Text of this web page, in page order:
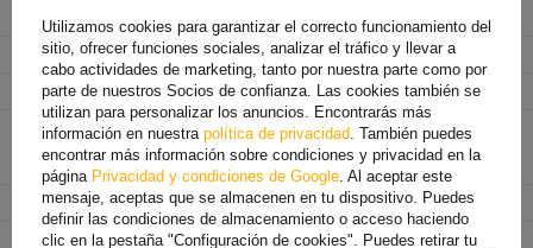
Tensión
12/24 V
Tipo de conexión
cable
Longitud del cable
0,25 m
Funciones de la lámpara
Luz de posición,Luz de freno,
Indicador dinámico,
Iluminación de la matrícula,Reflector
Ancho
107,3 mm
Altura
109,3 mm
Utilizamos cookies para garantizar el correcto funcionamiento del
sitio, ofrecer funciones sociales, analizar el tráfico y llevar a
cabo actividades de marketing, tanto por nuestra parte como por
parte de nuestros Socios de confianza. Las cookies también se
utilizan para personalizar los anuncios. Encontrarás más
información en nuestra política de privacidad . También puedes
encontrar más información sobre condiciones y privacidad en la
página Privacidad y condiciones de Google . Al aceptar este
mensaje, aceptas que se almacenen en tu dispositivo. Puedes
definir las condiciones de almacenamiento o acceso haciendo
clic en la pestaña "Configuración de cookies". Puedes retirar tu